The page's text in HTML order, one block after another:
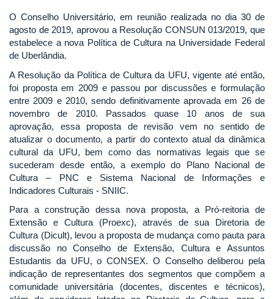
O Conselho Universitário, em reunião realizada no dia 30 de
agosto de 2019, aprovou a Resolução CONSUN 013/2019, que
estabelece a nova Política de Cultura na Universidade Federal
de Uberlândia.
A Resolução da Política de Cultura da UFU, vigente até então,
foi proposta em 2009 e passou por discussões e formulação
entre 2009 e 2010, sendo definitivamente aprovada em 26 de
novembro de 2010. Passados quase 10 anos de sua
aprovação, essa proposta de revisão vem no sentido de
atualizar o documento, a partir do contexto atual da dinâmica
cultural da UFU, bem como das normativas legais que se
sucederam desde então, a exemplo do Plano Nacional de
Cultura – PNC e Sistema Nacional de Informações e
Indicadores Culturais - SNIIC.
Para a construção dessa nova proposta, a Pró-reitoria de
Extensão e Cultura (Proexc), através de sua Diretoria de
Cultura (Dicult), levou a proposta de mudança como pauta para
discussão no Conselho de Extensão, Cultura e Assuntos
Estudantis da UFU, o CONSEX. O Conselho deliberou pela
indicação de representantes dos segmentos que compõem a
comunidade universitária (docentes, discentes e técnicos),